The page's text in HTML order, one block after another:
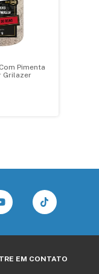
Pimenta
Grilazer
EM CONTATO